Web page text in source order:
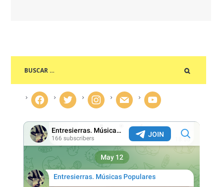
facebook twitter instagram mail youtube